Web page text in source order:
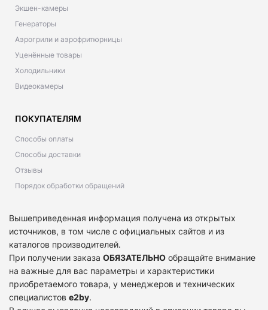
Экшен-камеры
Генераторы
Аэрогрили и аэрофритюрницы
Уценённые товары
Холодильники
Видеокамеры
ПОКУПАТЕЛЯМ
Способы оплаты
Способы доставки
Отзывы
Порядок обработки обращений
Вышеприведенная информация получена из открытых
источников, в том числе с официальных сайтов и из
каталогов производителей.
При получении заказа ОБЯЗАТЕЛЬНО обращайте внимание
на важные для вас параметры и характеристики
приобретаемого товара, у менеджеров и технических
специалистов e2by.